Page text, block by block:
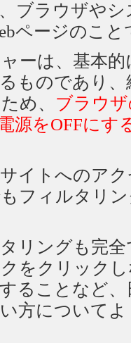
ブラウザや
ページのこと
ーは、基本
ものであり
め、 ブラウ
源をOFFにす
イトへのア
フィルタリ
リングも完
をクリック
ることなど
方について